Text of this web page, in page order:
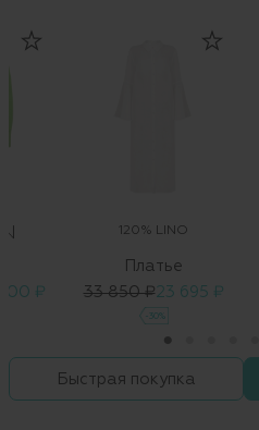
₽
120% LINO
Платье
33 850 ₽23 695 ₽
-30%
Быстрая покупка